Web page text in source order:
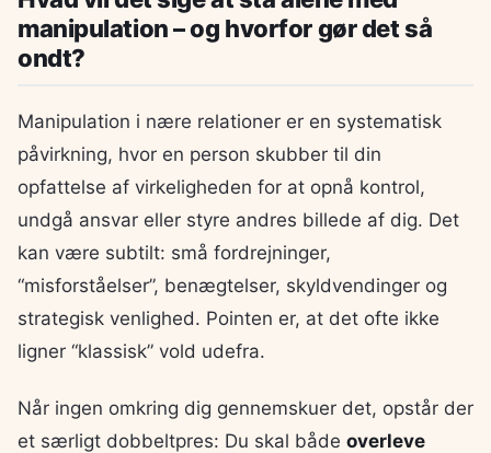
manipulation – og hvorfor gør det så
ondt?
Manipulation i nære relationer er en systematisk
påvirkning, hvor en person skubber til din
opfattelse af virkeligheden for at opnå kontrol,
undgå ansvar eller styre andres billede af dig. Det
kan være subtilt: små fordrejninger,
“misforståelser”, benægtelser, skyldvendinger og
strategisk venlighed. Pointen er, at det ofte ikke
ligner “klassisk” vold udefra.
Når ingen omkring dig gennemskuer det, opstår der
et særligt dobbeltpres: Du skal både overleve